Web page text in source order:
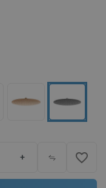
+ favorite_border